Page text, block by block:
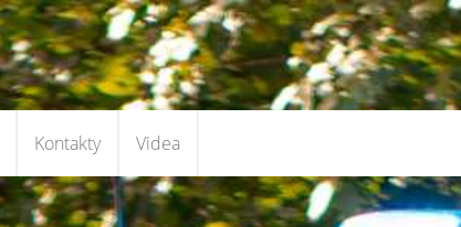
Kontakty Videa